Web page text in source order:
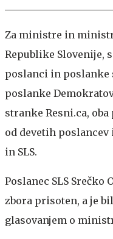
Za ministre in
Republike Slovenije,
poslanci in poslanke
poslanke
stranke Resni.ca,
od devetih
in SLS.
Poslanec SLS Srečko
zbora prisoten, a je
glasovanjem o